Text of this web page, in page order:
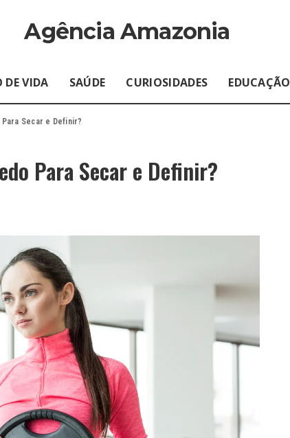
Agência Amazonia
DE VIDA SAÚDE CURIOSIDADES EDUCAÇÃO
Secar e Definir?
Para Secar e Definir?